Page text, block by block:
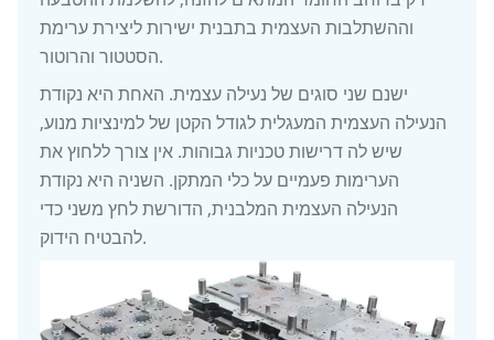
וההשתלבות העצמית בתבנית ישירות ליצירת ערימת
הסטטור והרוטור.
ישנם שני סוגים של נעילה עצמית. האחת היא נקודת
הנעילה העצמית המעגלית לגודל הקטן של למינציות מנוע,
שיש לה דרישות טכניות גבוהות. אין צורך ללחוץ את
הערימות פעמיים על כלי המתקן. השניה היא נקודת
הנעילה העצמית המלבנית, הדורשת לחץ משני כדי
להבטיח הידוק.